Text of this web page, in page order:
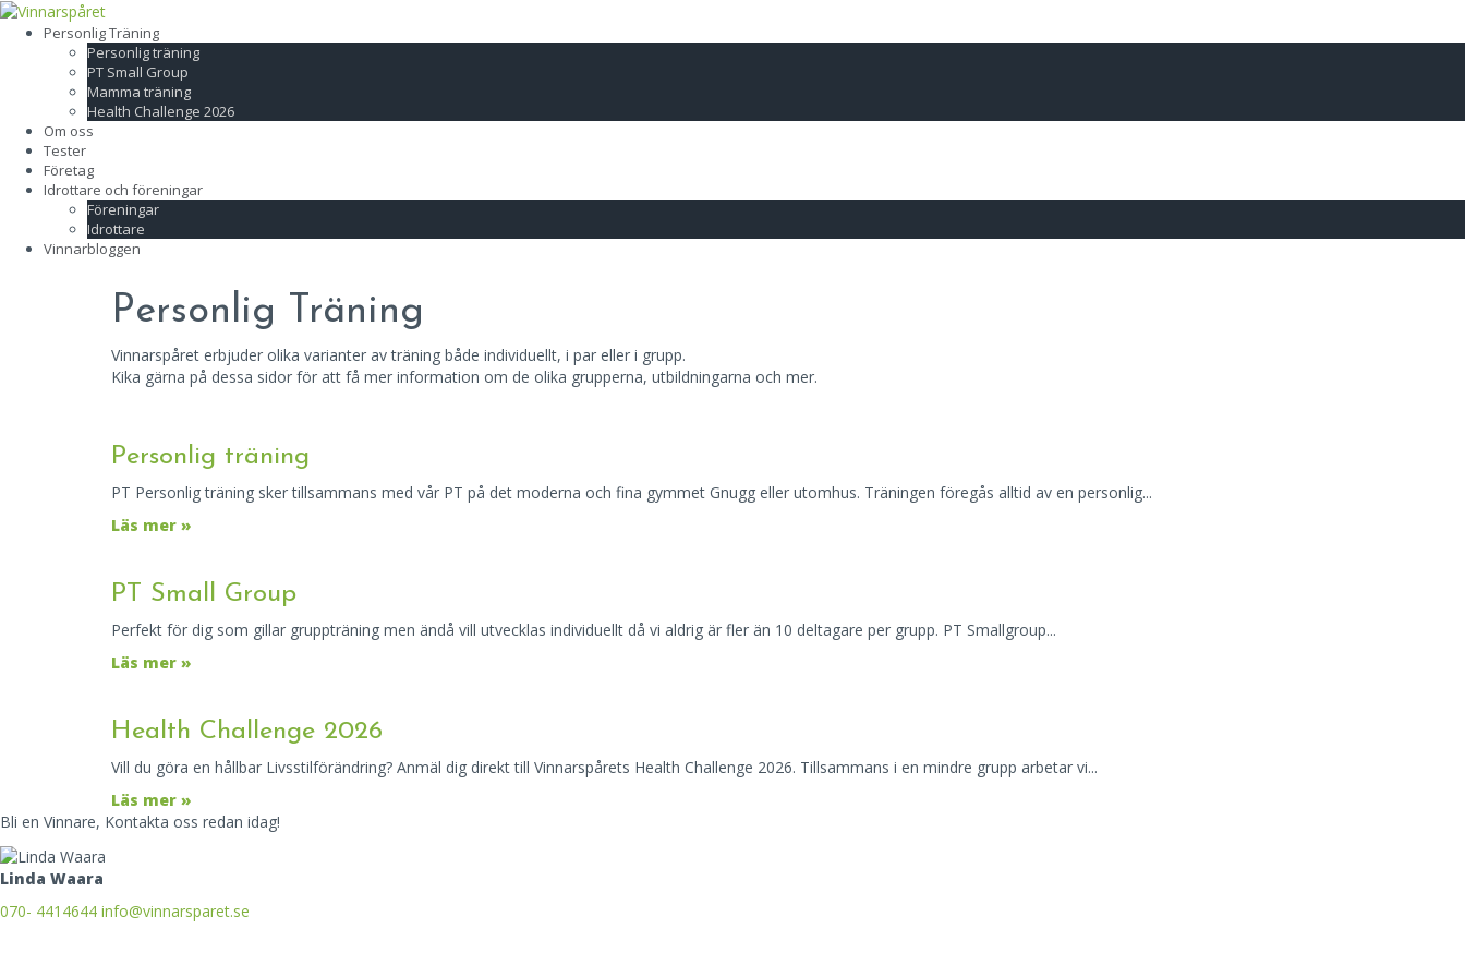
Skip
Personlig Träning
Personlig träning
PT Small Group
Mamma träning
Health Challenge 2026
Om oss
Tester
Företag
Idrottare och föreningar
Föreningar
Idrottare
Vinnarbloggen
Personlig Träning
Vinnarspåret erbjuder olika varianter av träning både individuellt, i par eller i grupp.
Kika gärna på dessa sidor för att få mer information om de olika grupperna, utbildningarna och mer.
Personlig träning
PT Personlig träning sker tillsammans med vår PT på det moderna och fina gymmet Gnugg eller utomhus. Träningen föregås alltid av en personlig...
Läs mer »
PT Small Group
Perfekt för dig som gillar gruppträning men ändå vill utvecklas individuellt då vi aldrig är fler än 10 deltagare per grupp. PT Smallgroup...
Läs mer »
Health Challenge 2026
Vill du göra en hållbar Livsstilförändring? Anmäl dig direkt till Vinnarspårets Health Challenge 2026. Tillsammans i en mindre grupp arbetar vi...
Läs mer »
Bli en Vinnare, Kontakta oss redan idag!
Linda Waara
070- 4414644 info@vinnarsparet.se